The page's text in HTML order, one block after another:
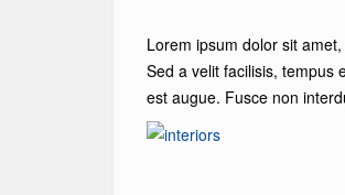
Lorem ipsum dolor sit
Sed a velit facilisis, tempus
est augue. Fusce non